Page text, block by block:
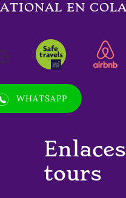
EN
WHATSAPP
in
tours